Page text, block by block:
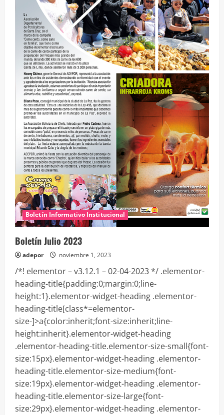
Boletín Informativo Institucional
Boletín Julio 2023
adepor noviembre 1, 2023
/*! elementor – v3.12.1 – 02-04-2023 */ .elementor-
heading-title{padding:0;margin:0;line-
height:1}.elementor-widget-heading .elementor-
heading-title[class*=elementor-
size-]>a{color:inherit;font-size:inherit;line-
height:inherit}.elementor-widget-heading
.elementor-heading-title.elementor-size-small{font-
size:15px}.elementor-widget-heading .elementor-
heading-title.elementor-size-medium{font-
size:19px}.elementor-widget-heading .elementor-
heading-title.elementor-size-large{font-
size:29px}.elementor-widget-heading .elementor-